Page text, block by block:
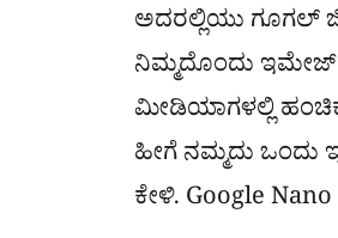
ಅದರಲ್ಲಿಯು ಗೂಗಲ್​​
ನಿಮ್ಮದೊಂದು
ಮೀಡಿಯಾಗಳಲ್ಲಿ
ಹೀಗೆ ನಮ್ಮದು ಒಂದು
ಕೇಳಿ. Google